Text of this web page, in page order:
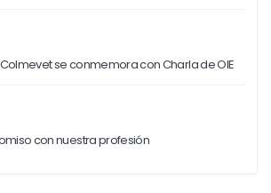
se conmemora con Charla de OIE
con nuestra profesión